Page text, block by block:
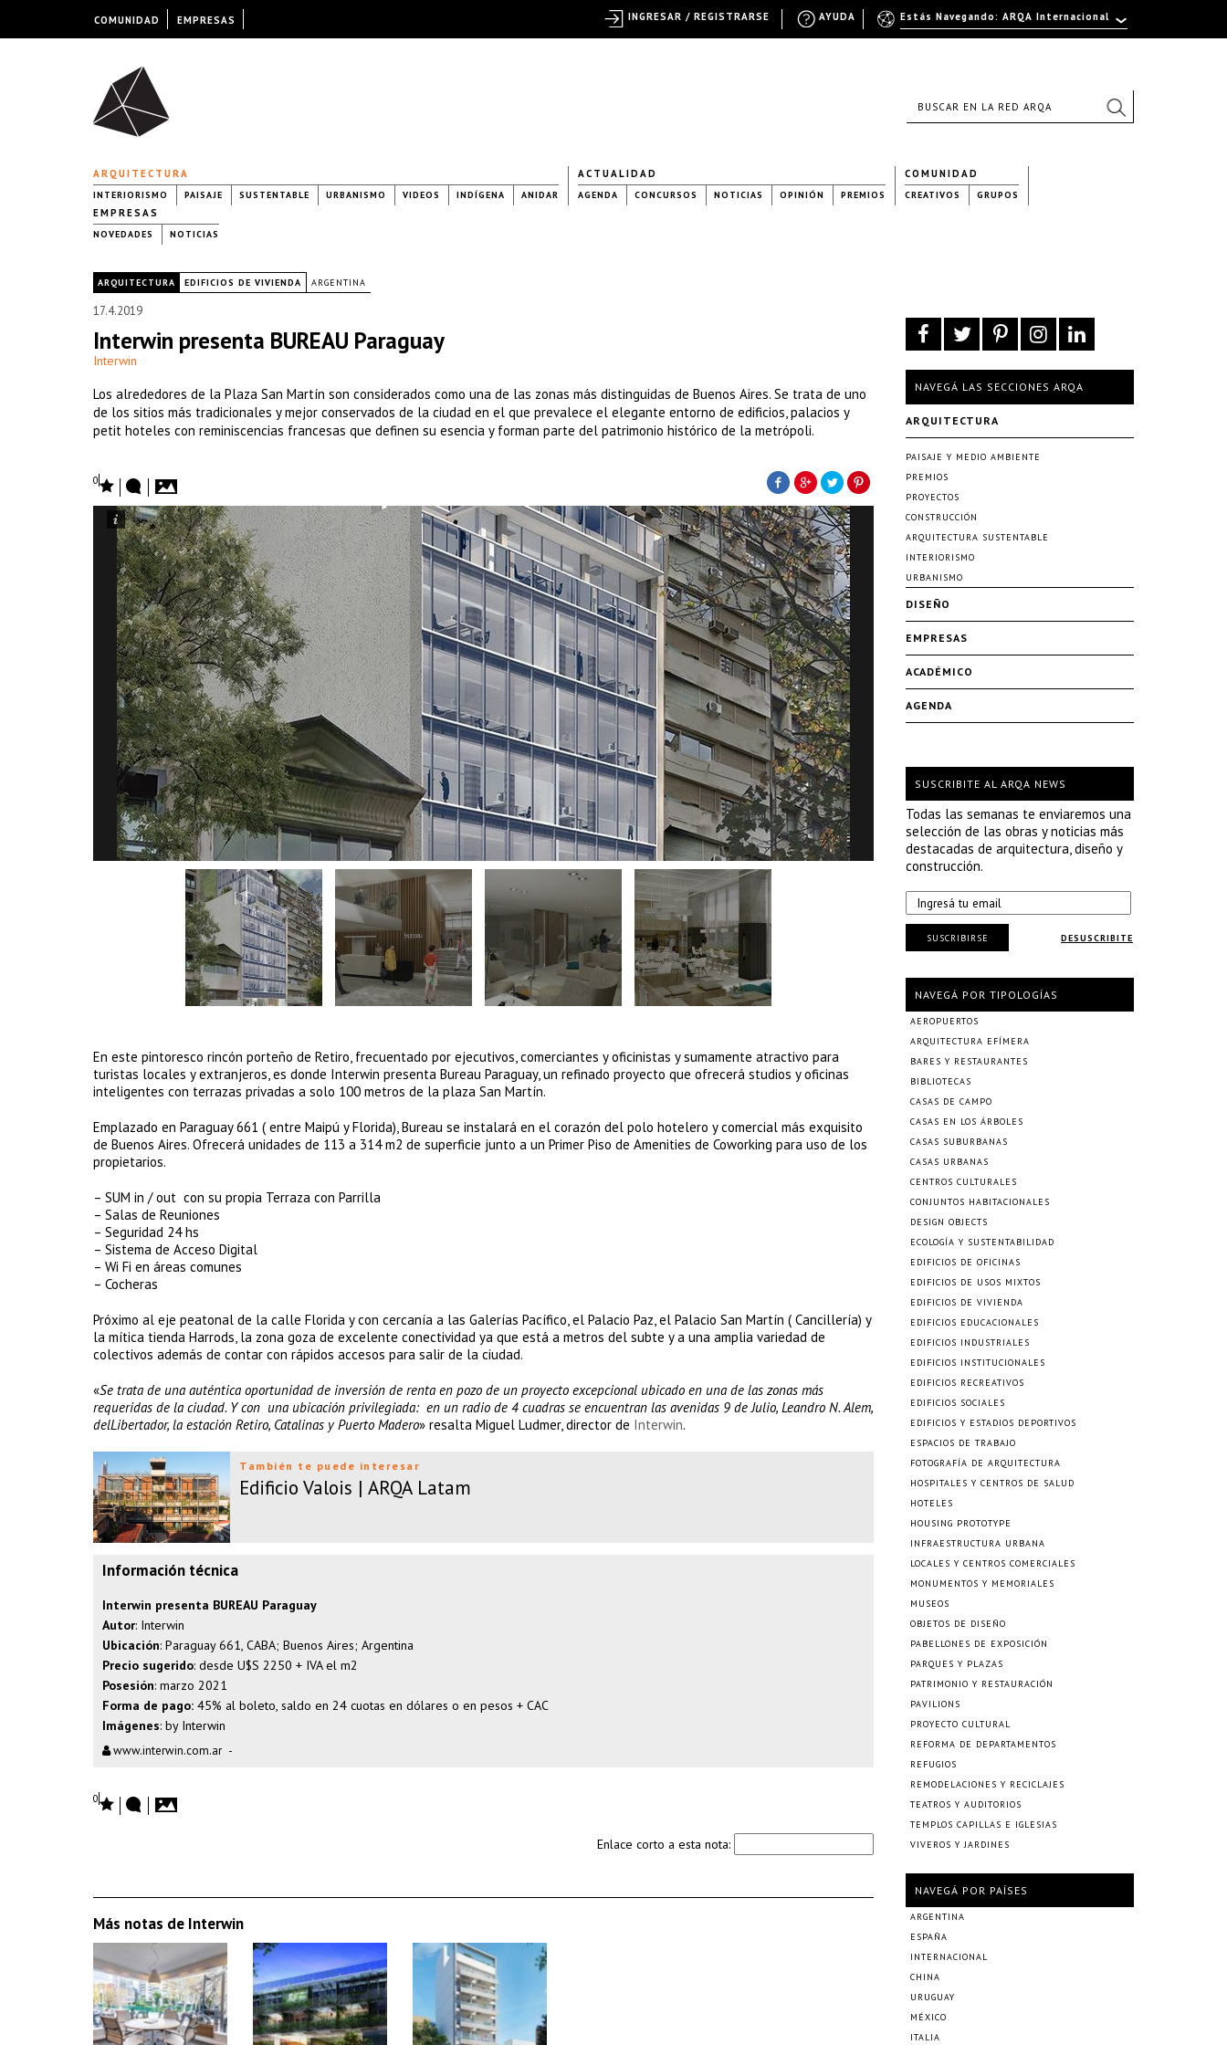
ARQUITECTURA
INTERIORISMO PAISAJE SUSTENTABLE URBANISMO VIDEOS INDÍGENA ANIDAR
ACTUALIDAD
AGENDA CONCURSOS NOTICIAS OPINIÓN PREMIOS
COMUNIDAD
CREATIVOS GRUPOS
EMPRESAS
NOVEDADES NOTICIAS
ARQUITECTURA EDIFICIOS DE VIVIENDA ARGENTINA
17.4.2019
Interwin presenta BUREAU Paraguay
Interwin
Los alrededores de la Plaza San Martín son considerados como una de las zonas más distinguidas de Buenos Aires. Se trata de uno
de los sitios más tradicionales y mejor conservados de la ciudad en el que prevalece el elegante entorno de edificios, palacios y
petit hoteles con reminiscencias francesas que definen su esencia y forman parte del patrimonio histórico de la metrópoli.
0
En este pintoresco rincón porteño de Retiro, frecuentado por ejecutivos, comerciantes y oficinistas y sumamente atractivo para
turistas locales y extranjeros, es donde Interwin presenta Bureau Paraguay, un refinado proyecto que ofrecerá studios y oficinas
inteligentes con terrazas privadas a solo 100 metros de la plaza San Martín.
Emplazado en Paraguay 661 ( entre Maipú y Florida), Bureau se instalará en el corazón del polo hotelero y comercial más exquisito
de Buenos Aires. Ofrecerá unidades de 113 a 314 m2 de superficie junto a un Primer Piso de Amenities de Coworking para uso de los
propietarios.
– SUM in / out con su propia Terraza con Parrilla
– Salas de Reuniones
– Seguridad 24 hs
– Sistema de Acceso Digital
– Wi Fi en áreas comunes
– Cocheras
Próximo al eje peatonal de la calle Florida y con cercanía a las Galerías Pacífico, el Palacio Paz, el Palacio San Martín ( Cancillería) y
la mítica tienda Harrods, la zona goza de excelente conectividad ya que está a metros del subte y a una amplia variedad de
colectivos además de contar con rápidos accesos para salir de la ciudad.
«Se trata de una auténtica oportunidad de inversión de renta en pozo de un proyecto excepcional ubicado en una de las zonas más
requeridas de la ciudad. Y con una ubicación privilegiada: en un radio de 4 cuadras se encuentran las avenidas 9 de Julio, Leandro N. Alem,
delLibertador, la estación Retiro, Catalinas y Puerto Madero» resalta Miguel Ludmer, director de Interwin.
También te puede interesar
Edificio Valois | ARQA Latam
Información técnica
Interwin presenta BUREAU Paraguay
Autor: Interwin
Ubicación: Paraguay 661, CABA; Buenos Aires; Argentina
Precio sugerido: desde U$S 2250 + IVA el m2
Posesión: marzo 2021
Forma de pago: 45% al boleto, saldo en 24 cuotas en dólares o en pesos + CAC
Imágenes: by Interwin
www.interwin.com.ar -
0
Enlace corto a esta nota:
Más notas de Interwin
NAVEGÁ LAS SECCIONES ARQA
ARQUITECTURA
PAISAJE Y MEDIO AMBIENTE
PREMIOS
PROYECTOS
CONSTRUCCIÓN
ARQUITECTURA SUSTENTABLE
INTERIORISMO
URBANISMO
DISEÑO
EMPRESAS
ACADÉMICO
AGENDA
SUSCRIBITE AL ARQA NEWS
Todas las semanas te enviaremos una
selección de las obras y noticias más
destacadas de arquitectura, diseño y
construcción.
DESUSCRIBITE
SUSCRIBIRSE
NAVEGÁ POR TIPOLOGÍAS
AEROPUERTOS
ARQUITECTURA EFÍMERA
BARES Y RESTAURANTES
BIBLIOTECAS
CASAS DE CAMPO
CASAS EN LOS ÁRBOLES
CASAS SUBURBANAS
CASAS URBANAS
CENTROS CULTURALES
CONJUNTOS HABITACIONALES
DESIGN OBJECTS
ECOLOGÍA Y SUSTENTABILIDAD
EDIFICIOS DE OFICINAS
EDIFICIOS DE USOS MIXTOS
EDIFICIOS DE VIVIENDA
EDIFICIOS EDUCACIONALES
EDIFICIOS INDUSTRIALES
EDIFICIOS INSTITUCIONALES
EDIFICIOS RECREATIVOS
EDIFICIOS SOCIALES
EDIFICIOS Y ESTADIOS DEPORTIVOS
ESPACIOS DE TRABAJO
FOTOGRAFÍA DE ARQUITECTURA
HOSPITALES Y CENTROS DE SALUD
HOTELES
HOUSING PROTOTYPE
INFRAESTRUCTURA URBANA
LOCALES Y CENTROS COMERCIALES
MONUMENTOS Y MEMORIALES
MUSEOS
OBJETOS DE DISEÑO
PABELLONES DE EXPOSICIÓN
PARQUES Y PLAZAS
PATRIMONIO Y RESTAURACIÓN
PAVILIONS
PROYECTO CULTURAL
REFORMA DE DEPARTAMENTOS
REFUGIOS
REMODELACIONES Y RECICLAJES
TEATROS Y AUDITORIOS
TEMPLOS CAPILLAS E IGLESIAS
VIVEROS Y JARDINES
NAVEGÁ POR PAÍSES
ARGENTINA
ESPAÑA
INTERNACIONAL
CHINA
URUGUAY
MÉXICO
ITALIA
COMUNIDAD EMPRESAS Estás Navegando: ARQA Internacional
AYUDA
INGRESAR / REGISTRARSE